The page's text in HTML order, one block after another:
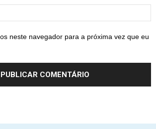
neste navegador para a próxima vez que eu